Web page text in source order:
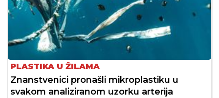
PLASTIKA U ŽILAMA
Znanstvenici pronašli mikroplastiku u
svakom analiziranom uzorku arterija